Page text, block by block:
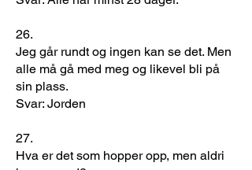
26.
Jeg går rundt og ingen kan se det. Men
alle må gå med meg og likevel bli på
sin plass.
Svar: Jorden
27.
Hva er det som hopper opp, men aldri